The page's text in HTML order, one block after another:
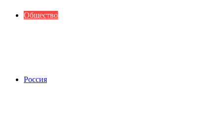
Общество
Россия